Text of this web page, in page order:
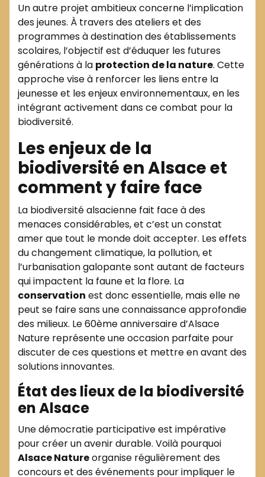
Un autre projet ambitieux concerne l’implication
des jeunes. À travers des ateliers et des
programmes à destination des établissements
scolaires, l’objectif est d’éduquer les futures
générations à la protection de la nature. Cette
approche vise à renforcer les liens entre la
jeunesse et les enjeux environnementaux, en les
intégrant activement dans ce combat pour la
biodiversité.
Les enjeux de la
biodiversité en Alsace et
comment y faire face
La biodiversité alsacienne fait face à des
menaces considérables, et c’est un constat
amer que tout le monde doit accepter. Les effets
du changement climatique, la pollution, et
l’urbanisation galopante sont autant de facteurs
qui impactent la faune et la flore. La
conservation est donc essentielle, mais elle ne
peut se faire sans une connaissance approfondie
des milieux. Le 60ème anniversaire d’Alsace
Nature représente une occasion parfaite pour
discuter de ces questions et mettre en avant des
solutions innovantes.
État des lieux de la biodiversité
en Alsace
Une démocratie participative est impérative
pour créer un avenir durable. Voilà pourquoi
Alsace Natureorganise régulièrement des
concours et des événements pour impliquer le